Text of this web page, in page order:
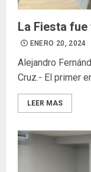
La Fiesta
ENERO 20, 2024
Alejandro
Cruz.- El primer
LEER MAS